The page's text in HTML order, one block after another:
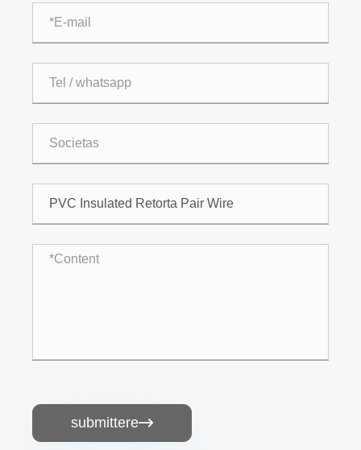
submittere